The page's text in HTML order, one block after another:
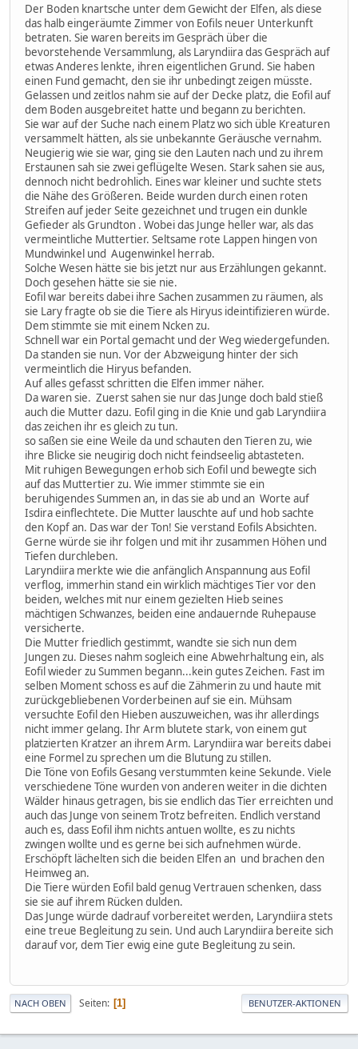
Der Boden knartsche unter dem Gewicht der Elfen, als diese
das halb eingeräumte Zimmer von Eofils neuer Unterkunft
betraten. Sie waren bereits im Gespräch über die
bevorstehende Versammlung, als Laryndiira das Gespräch auf
etwas Anderes lenkte, ihren eigentlichen Grund. Sie haben
einen Fund gemacht, den sie ihr unbedingt zeigen müsste.
Gelassen und zeitlos nahm sie auf der Decke platz, die Eofil auf
dem Boden ausgebreitet hatte und begann zu berichten.
Sie war auf der Suche nach einem Platz wo sich üble Kreaturen
versammelt hätten, als sie unbekannte Geräusche vernahm.
Neugierig wie sie war, ging sie den Lauten nach und zu ihrem
Erstaunen sah sie zwei geflügelte Wesen. Stark sahen sie aus,
dennoch nicht bedrohlich. Eines war kleiner und suchte stets
die Nähe des Größeren. Beide wurden durch einen roten
Streifen auf jeder Seite gezeichnet und trugen ein dunkle
Gefieder als Grundton . Wobei das Junge heller war, als das
vermeintliche Muttertier. Seltsame rote Lappen hingen von
Mundwinkel und Augenwinkel herrab.
Solche Wesen hätte sie bis jetzt nur aus Erzählungen gekannt.
Doch gesehen hätte sie sie nie.
Eofil war bereits dabei ihre Sachen zusammen zu räumen, als
sie Lary fragte ob sie die Tiere als Hiryus ideintifizieren würde.
Dem stimmte sie mit einem Ncken zu.
Schnell war ein Portal gemacht und der Weg wiedergefunden.
Da standen sie nun. Vor der Abzweigung hinter der sich
vermeintlich die Hiryus befanden.
Auf alles gefasst schritten die Elfen immer näher.
Da waren sie. Zuerst sahen sie nur das Junge doch bald stieß
auch die Mutter dazu. Eofil ging in die Knie und gab Laryndiira
das zeichen ihr es gleich zu tun.
so saßen sie eine Weile da und schauten den Tieren zu, wie
ihre Blicke sie neugirig doch nicht feindseelig abtasteten.
Mit ruhigen Bewegungen erhob sich Eofil und bewegte sich
auf das Muttertier zu. Wie immer stimmte sie ein
beruhigendes Summen an, in das sie ab und an Worte auf
Isdira einflechtete. Die Mutter lauschte auf und hob sachte
den Kopf an. Das war der Ton! Sie verstand Eofils Absichten.
Gerne würde sie ihr folgen und mit ihr zusammen Höhen und
Tiefen durchleben.
Laryndiira merkte wie die anfänglich Anspannung aus Eofil
verflog, immerhin stand ein wirklich mächtiges Tier vor den
beiden, welches mit nur einem gezielten Hieb seines
mächtigen Schwanzes, beiden eine andauernde Ruhepause
versicherte.
Die Mutter friedlich gestimmt, wandte sie sich nun dem
Jungen zu. Dieses nahm sogleich eine Abwehrhaltung ein, als
Eofil wieder zu Summen begann...kein gutes Zeichen. Fast im
selben Moment schoss es auf die Zähmerin zu und haute mit
zurückgebliebenen Vorderbeinen auf sie ein. Mühsam
versuchte Eofil den Hieben auszuweichen, was ihr allerdings
nicht immer gelang. Ihr Arm blutete stark, von einem gut
platzierten Kratzer an ihrem Arm. Laryndiira war bereits dabei
eine Formel zu sprechen um die Blutung zu stillen.
Die Töne von Eofils Gesang verstummten keine Sekunde. Viele
verschiedene Töne wurden von anderen weiter in die dichten
Wälder hinaus getragen, bis sie endlich das Tier erreichten und
auch das Junge von seinem Trotz befreiten. Endlich verstand
auch es, dass Eofil ihm nichts antuen wollte, es zu nichts
zwingen wollte und es gerne bei sich aufnehmen würde.
Erschöpft lächelten sich die beiden Elfen an und brachen den
Heimweg an.
Die Tiere würden Eofil bald genug Vertrauen schenken, dass
sie sie auf ihrem Rücken dulden.
Das Junge würde dadrauf vorbereitet werden, Laryndiira stets
eine treue Begleitung zu sein. Und auch Laryndiira bereite sich
darauf vor, dem Tier ewig eine gute Begleitung zu sein.
NACH OBEN Seiten 1 BENUTZER-AKTIONEN